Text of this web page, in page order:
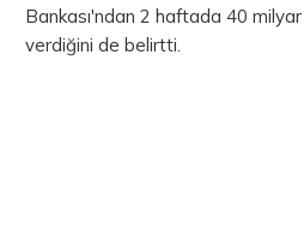
Bankası'ndan 2 haftada 40
verdiğini de belirtti.